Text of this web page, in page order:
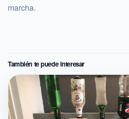
marcha.
También te puede interesar